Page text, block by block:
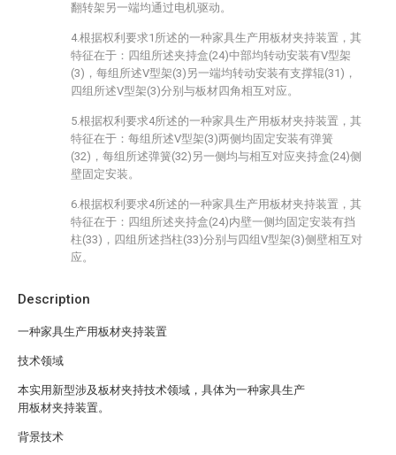
Description
一种家具生产用板材夹持装置
技术领域
本实用新型涉及板材夹持技术领域，具体为一种家具生产
用板材夹持装置。
背景技术
翻转架另一端均通过电机驱动。
4.根据权利要求1所述的一种家具生产用板材夹持装置，其
特征在于：四组所述夹持盒(24)中部均转动安装有V型架
(3)，每组所述V型架(3)另一端均转动安装有支撑辊(31)，
四组所述V型架(3)分别与板材四角相互对应。
5.根据权利要求4所述的一种家具生产用板材夹持装置，其
特征在于：每组所述V型架(3)两侧均固定安装有弹簧
(32)，每组所述弹簧(32)另一侧均与相互对应夹持盒(24)侧
壁固定安装。
6.根据权利要求4所述的一种家具生产用板材夹持装置，其
特征在于：四组所述夹持盒(24)内壁一侧均固定安装有挡
柱(33)，四组所述挡柱(33)分别与四组V型架(3)侧壁相互对
应。